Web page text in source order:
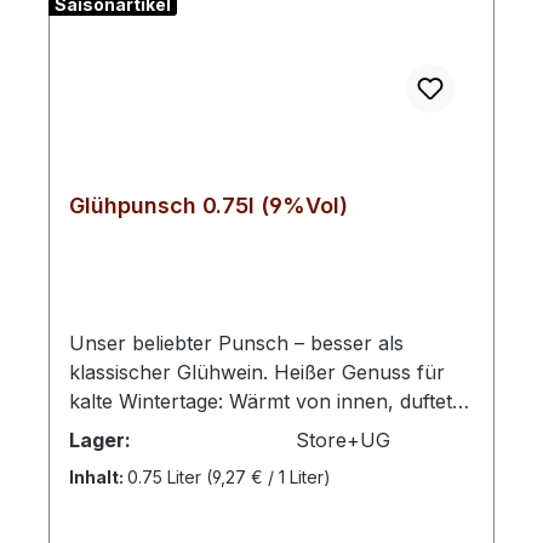
Glühpunsch 0.75l (9%Vol)
Unser beliebter Punsch – besser als
klassischer Glühwein. Heißer Genuss für
kalte Wintertage: Wärmt von innen, duftet
herrlich und versüßt den Abend zu Hause
vorm knisternden Kaminfeuer. Nach
überlieferter Rezeptur hergestellt,
Lager: Store+UG
Inhalt: 0.75 Liter (9,27 € / 1 Liter)